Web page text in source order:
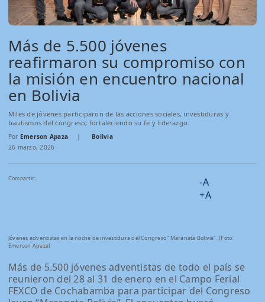
Más de 5.500 jóvenes
reafirmaron su compromiso con
la misión en encuentro nacional
en Bolivia
Miles de jóvenes participaron de las acciones sociales, investiduras y
bautismos del congreso, fortaleciendo su fe y liderazgo.
Por Emerson Apaza |
Bolivia
26 marzo, 2026
Compartir:
-A
+A
Jóvenes adventistas en la noche de investidura del Congreso "Maranata Bolivia". (Foto:
Emerson Apaza)
Más de 5.500 jóvenes adventistas de todo el país se
reunieron del 28 al 31 de enero en el Campo Ferial
FEXCO de Cochabamba para participar del Congreso